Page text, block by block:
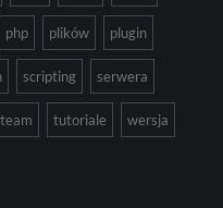
php plików plugin
scripting serwera
tutoriale wersja